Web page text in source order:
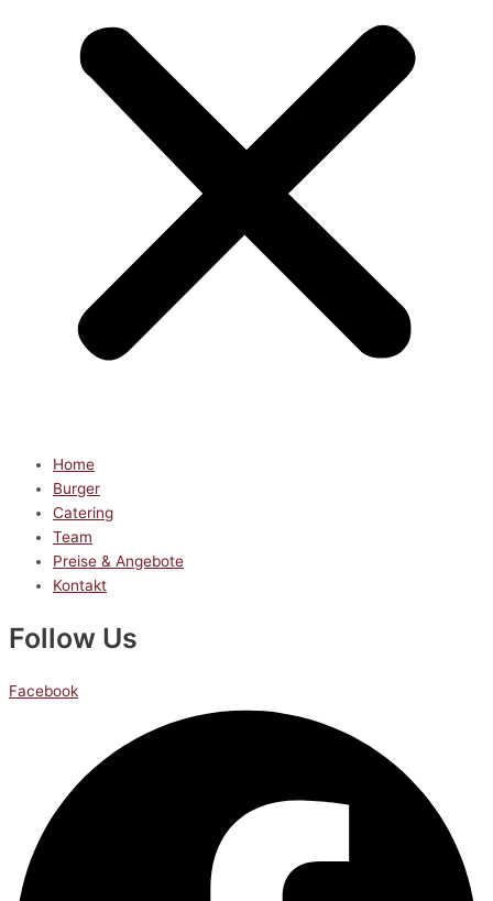
Home
Burger
Catering
Team
Preise & Angebote
Kontakt
Follow Us
Facebook